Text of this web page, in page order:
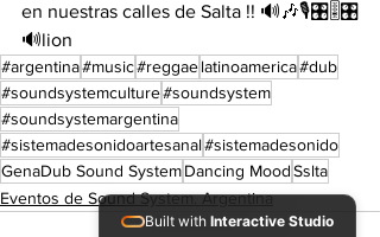
en nuestras calles de Salta !! 🔊🎶🎙️🎛️🎚️🎛️
🔊lion
#argentina#music#reggaelatinoamerica#dub
#soundsystemculture#soundsystem
#soundsystemargentina
#sistemadesonidoartesanal#sistemadesonido
GenaDub Sound SystemDancing MoodSslta
Eventos de Sound System. Argentina
Built with Interactive Studio